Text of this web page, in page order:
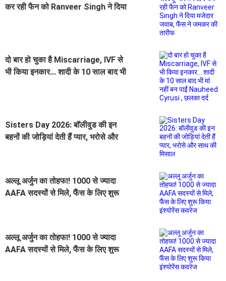
कर रही फैन को Ranveer Singh ने दिया
दो बार हो चुका है Miscarriage, IVF से
भी किया इनकार... शादी के 10 साल बाद भी
Sisters Day 2026: बॉलीवुड की इन
बहनों की जोड़ियां देती हैं प्यार, भरोसे और
अल्लू अर्जुन का तोहफा! 1000 से ज्यादा
AAFA सदस्यों से मिले, फैंस के लिए शुरू
अल्लू अर्जुन का तोहफा! 1000 से ज्यादा
AAFA सदस्यों से मिले, फैंस के लिए शुरू